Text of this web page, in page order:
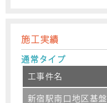
施工実績
通常タイプ
工事件名
新宿駅南口地区基盤